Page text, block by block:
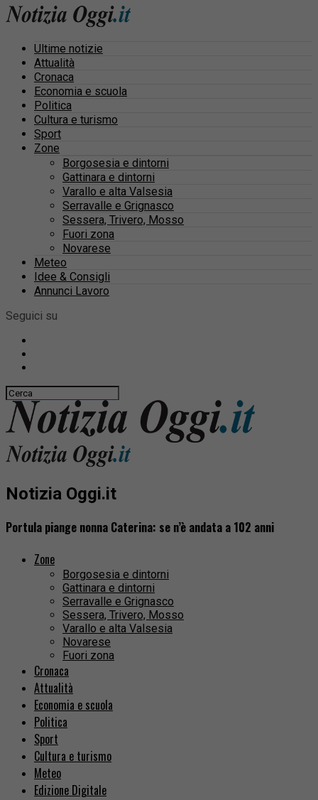
Ultime notizie
Attualità
Cronaca
Economia e scuola
Politica
Cultura e turismo
Sport
Zone
Borgosesia e dintorni
Gattinara e dintorni
Varallo e alta Valsesia
Serravalle e Grignasco
Sessera, Trivero, Mosso
Fuori zona
Novarese
Meteo
Idee & Consigli
Annunci Lavoro
Seguici su
Notizia Oggi.it
Portula piange nonna Caterina: se n’è andata a 102 anni
Zone
Borgosesia e dintorni
Gattinara e dintorni
Serravalle e Grignasco
Sessera, Trivero, Mosso
Varallo e alta Valsesia
Novarese
Fuori zona
Cronaca
Attualità
Economia e scuola
Politica
Sport
Cultura e turismo
Meteo
Edizione Digitale